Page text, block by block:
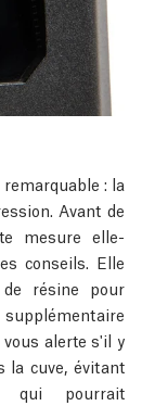
: la
Avant de
mesure elle-
conseils. Elle
résine pour
alerte s'il y
la cuve, évitant
qui pourrait